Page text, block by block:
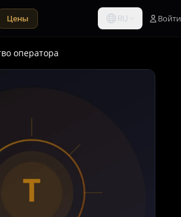
Цены RU Войти
оператора